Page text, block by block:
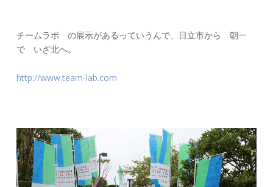
チームラボ の展示があるっていうんで、日立市から 朝一
で いざ北へ。
http://www.team-lab.com